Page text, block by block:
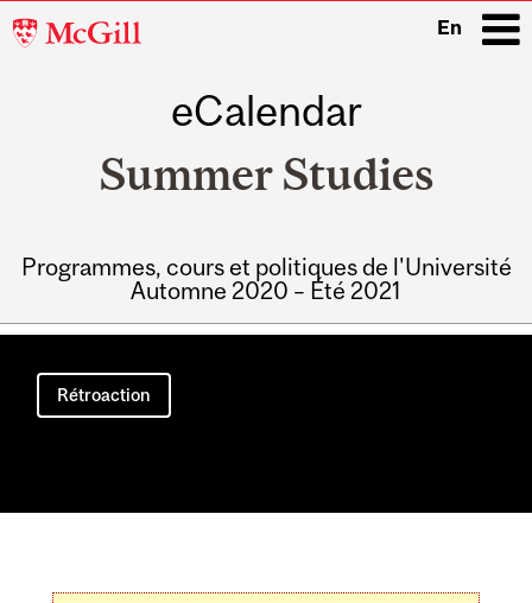
McGill
En
eCalendar
Summer Studies
Programmes, cours et politiques de l'Université
Automne 2020 – Été 2021
Main
navigation
Rétroaction